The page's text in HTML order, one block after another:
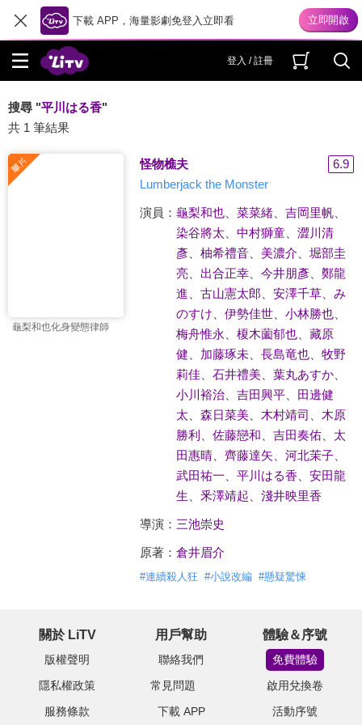
下載 APP，海量影劇免登入立即看
登入 / 註冊
搜尋 "平川はる香"
共 1 筆結果
龜梨和也化身變態律師
怪物樵夫
6.9
Lumberjack the Monster
演員： 龜梨和也、 菜菜緒、 吉岡里帆、
染谷將太
中村獅童、 澀川清
彥、 柚希禮音、 美濃介
堀部圭
亮、 出合正幸、 今井朋彥、 鄭龍
進
古山憲太郎 安澤千草、 み
のすけ
伊勢佳世、 小林勝也、
梅舟惟永
榎木薗郁也、 藏原
健
加藤琢未、 長島竜也、 牧野
莉佳
石井禮美、 葉丸あすか、
小川裕治、 吉田興平、 田邊健
太
森日菜美、 木村靖司
木原
勝利
佐藤戀和 吉田奏佑、 太
田惠晴、 齊藤達矢 河北茉子、
武田祐一
平川はる香
安田龍
生
釆澤靖起 淺井映里香
導演： 三池崇史
原著： 倉井眉介
#連續殺人狂 #小說改編 #懸疑驚悚
關於 LiTV
版權聲明
隱私權政策
服務條款
用戶幫助
聯絡我們
常見問題
下載 APP
體驗＆序號
免費體驗
啟用兌換卷
活動序號